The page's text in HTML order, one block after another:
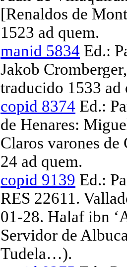
[Renaldos de
1523 ad quem.
manid 5834 Ed.:
Jakob
traducido 1533 ad
copid 8374 Ed.:
de Henares:
Claros varones
24 ad quem.
copid 9139 Ed.:
RES 22611.
01-28. Halaf ibn
Servidor de
Tudela…).